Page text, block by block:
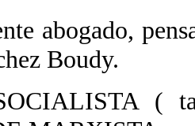
abogado,
Boudy.
(